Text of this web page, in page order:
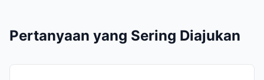
Pertanyaan yang Sering Diajukan